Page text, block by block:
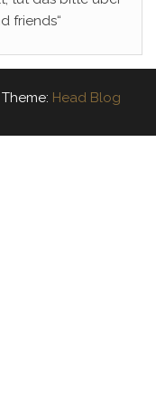
friends“
Theme: Head Blog